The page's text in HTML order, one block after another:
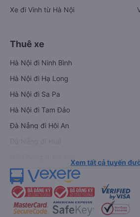
Xe đi Vinh từ Hà Nội
Thuê xe
Hà Nội đi Ninh Bình
Hà Nội đi Hạ Long
Hà Nội đi Sa Pa
Hà Nội đi Tam Đảo
Đà Nẵng đi Hội An
Xem tất cả tuyến